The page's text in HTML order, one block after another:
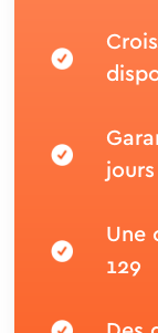
jours
Une
129